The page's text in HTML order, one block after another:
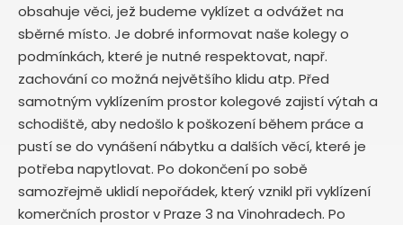
obsahuje věci, jež budeme vyklízet a odvážet na
sběrné místo. Je dobré informovat naše kolegy o
podmínkách, které je nutné respektovat, např.
zachování co možná největšího klidu atp. Před
samotným vyklízením prostor kolegové zajistí výtah a
schodiště, aby nedošlo k poškození během práce a
pustí se do vynášení nábytku a dalších věcí, které je
potřeba napytlovat. Po dokončení po sobě
samozřejmě uklidí nepořádek, který vznikl při vyklízení
komerčních prostor v Praze 3 na Vinohradech. Po